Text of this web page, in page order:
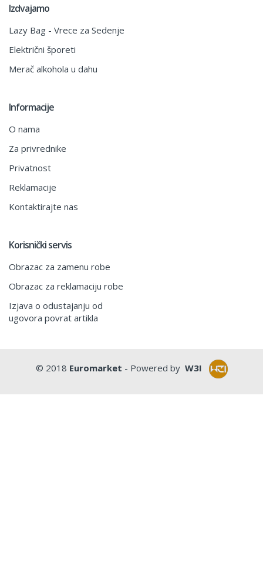
Izdvajamo
Lazy Bag - Vrece za Sedenje
Električni šporeti
Merač alkohola u dahu
Informacije
O nama
Za privrednike
Privatnost
Reklamacije
Kontaktirajte nas
Korisnički servis
Obrazac za zamenu robe
Obrazac za reklamaciju robe
Izjava o odustajanju od
ugovora povrat artikla
© 2018 Euromarket - Powered by W3I